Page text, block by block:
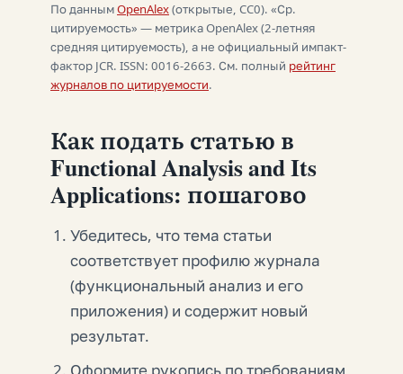
По даннымOpenAlex(открытые, CC0). «Ср.
цитируемость» — метрика OpenAlex (2-летняя
средняя цитируемость), а не официальный импакт-
фактор JCR. ISSN: 0016-2663. См. полный рейтинг
журналов по цитируемости.
Как подать статью в
Functional Analysis and Its
Applications: пошагово
Убедитесь, что тема статьи
соответствует профилю журнала
(функциональный анализ и его
приложения) и содержит новый
результат.